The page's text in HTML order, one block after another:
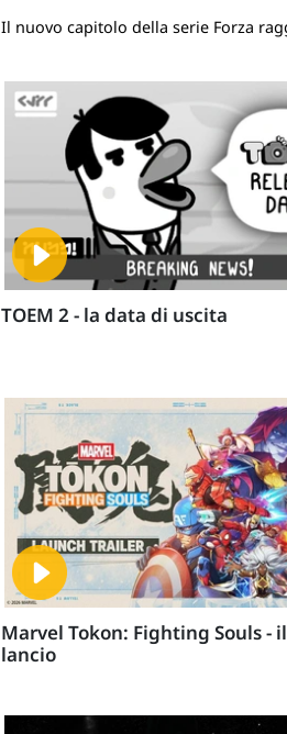
Il nuovo capitolo della serie Forza
TOEM 2 - la data di uscita
Marvel Tokon: Fighting Souls -
lancio